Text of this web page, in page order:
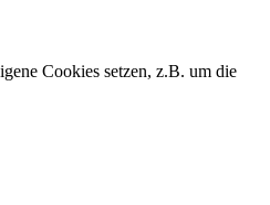
Cookies setzen, z.B. um die